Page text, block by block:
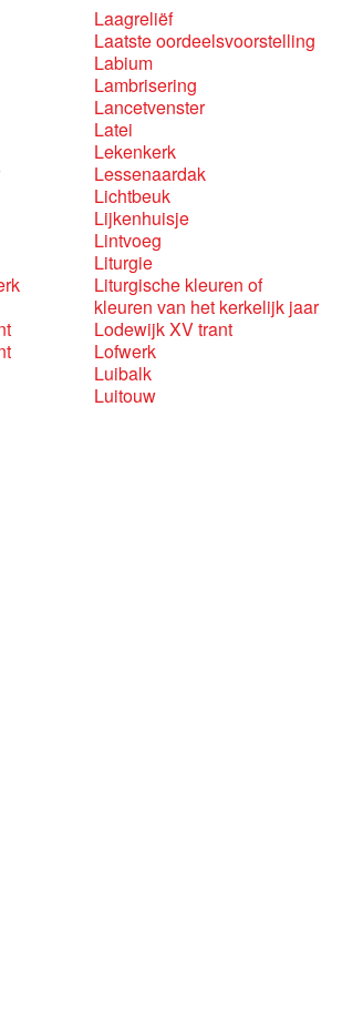
Laagreliëf
Laatste oordeelsvoorstelling
Labium
Lambrisering
Lancetvenster
Latei
Lekenkerk
Lessenaardak
Lichtbeuk
Lijkenhuisje
Lintvoeg
Liturgie
Liturgische kleuren of
kleuren van het kerkelijk jaar
Lodewijk XV trant
Lofwerk
Luibalk
Luitouw